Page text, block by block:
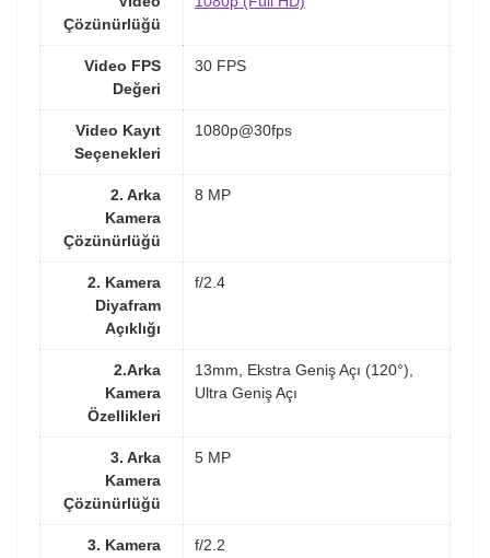
Çözünürlüğü
Video FPS
Değeri
30 FPS
Video Kayıt
Seçenekleri
1080p@30fps
2. Arka
Kamera
Çözünürlüğü
8 MP
2. Kamera
Diyafram
Açıklığı
f/2.4
2.Arka
Kamera
Özellikleri
13mm, Ekstra Geniş Açı (120°),
Ultra Geniş Açı
3. Arka
Kamera
Çözünürlüğü
5 MP
3. Kamera
f/2.2